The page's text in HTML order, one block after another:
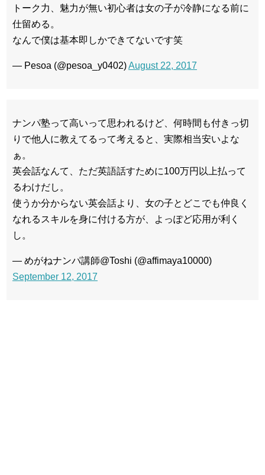
トーク力、魅力が無い初心者は女の子が冷静になる前に
仕留める。
なんで僕は基本即しかできてないです笑
— Pesoa (@pesoa_y0402)August 22, 2017
ナンパ塾って高いって思われるけど、何時間も付きっ切
りで他人に教えてるって考えると、実際相当安いよな
ぁ。
英会話なんて、ただ英語話すために100万円以上払って
るわけだし。
使うか分からない英会話より、女の子とどこでも仲良く
なれるスキルを身に付ける方が、よっぽど応用が利く
し。
— めがねナンパ講師@Toshi (@affimaya10000)
September 12, 2017